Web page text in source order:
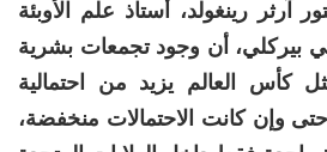
آرثر رينغولد، أستاذ علم الأوبئة
بيركلي، أن وجود تجمعات بشرية
العالم يزيد من احتمالية
وإن كانت الاحتمالات منخفضة،